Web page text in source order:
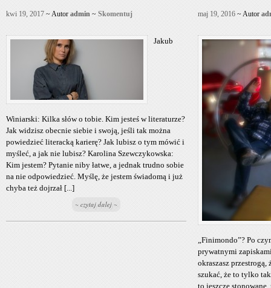
kwi 19, 2017 ~ Autor admin ~ Skomentuj
Jakub
Winiarski: Kilka słów o tobie. Kim jesteś w literaturze?
Jak widzisz obecnie siebie i swoją, jeśli tak można
powiedzieć literacką karierę? Jak lubisz o tym mówić i
myśleć, a jak nie lubisz? Karolina Szewczykowska:
Kim jestem? Pytanie niby łatwe, a jednak trudno sobie
na nie odpowiedzieć. Myślę, że jestem świadomą i już
chyba też dojrzał [...]
~ czytaj dalej ~
maj 19, 2016 ~ Autor
„Finimondo”? Po
prywatnymi
okraszasz przestrogą,
szukać, że to tylko
to jeszcze stonowane,